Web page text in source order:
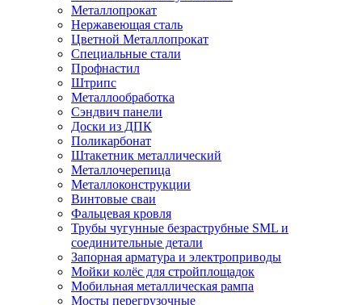
Металлопрокат
Нержавеющая сталь
Цветной Металлопрокат
Специальные стали
Профнастил
Штрипс
Металлообработка
Сэндвич панели
Доски из ДПК
Поликарбонат
Штакетник металлический
Металлочерепица
Металлоконструкции
Винтовые сваи
Фальцевая кровля
Трубы чугунные безраструбные SML и
соединительные детали
Запорная арматура и электроприводы
Мойки колёс для стройплощадок
Мобильная металлическая рампа
Мосты перегрузочные